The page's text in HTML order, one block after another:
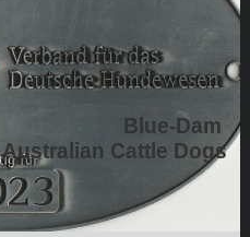
Blue-Dam
Australian Cattle Dogs